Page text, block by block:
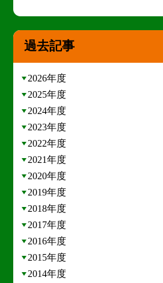
過去記事
2026年度
2025年度
2024年度
2023年度
2022年度
2021年度
2020年度
2019年度
2018年度
2017年度
2016年度
2015年度
2014年度